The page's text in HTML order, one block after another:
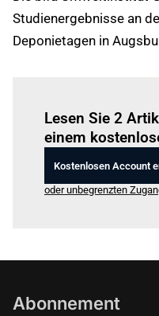
Studienergebnisse an
Deponietagen in
Lesen Sie 2
einem
Kostenlosen Account
oder unbegrenzten
Abonnement